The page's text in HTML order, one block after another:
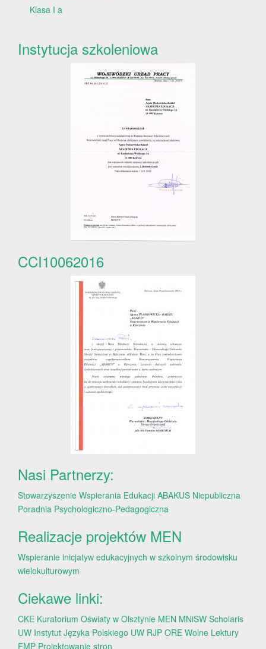
Klasa I a
Instytucja szkoleniowa
CCI10062016
Nasi Partnerzy:
Stowarzyszenie Wspierania Edukacji ABAKUS Niepubliczna
Poradnia Psychologiczno-Pedagogiczna
Realizacje projektów MEN
Wspieranie inicjatyw edukacyjnych w szkolnym środowisku
wielokulturowym
Ciekawe linki:
CKE Kuratorium Oświaty w Olsztynie MEN MNiSW Scholaris
UW Instytut Języka Polskiego UW RJP ORE Wolne Lektury
FMP Projektowanie stron